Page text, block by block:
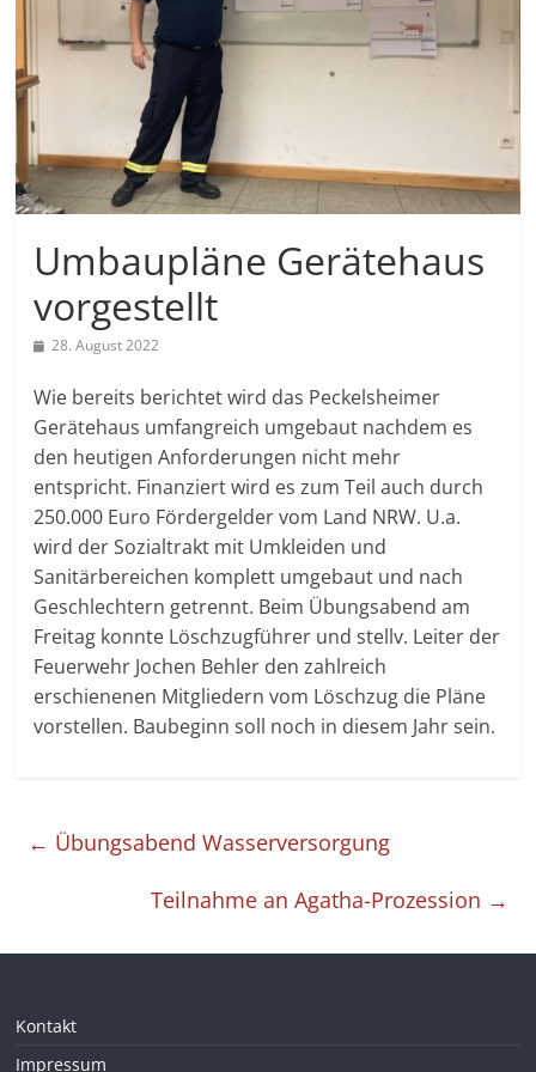
Umbaupläne Gerätehaus
vorgestellt
28. August 2022
Wie bereits berichtet wird das Peckelsheimer
Gerätehaus umfangreich umgebaut nachdem es
den heutigen Anforderungen nicht mehr
entspricht. Finanziert wird es zum Teil auch durch
250.000 Euro Fördergelder vom Land NRW. U.a.
wird der Sozialtrakt mit Umkleiden und
Sanitärbereichen komplett umgebaut und nach
Geschlechtern getrennt. Beim Übungsabend am
Freitag konnte Löschzugführer und stellv. Leiter der
Feuerwehr Jochen Behler den zahlreich
erschienenen Mitgliedern vom Löschzug die Pläne
vorstellen. Baubeginn soll noch in diesem Jahr sein.
← Übungsabend Wasserversorgung
Teilnahme an Agatha-Prozession →
Kontakt
Impressum